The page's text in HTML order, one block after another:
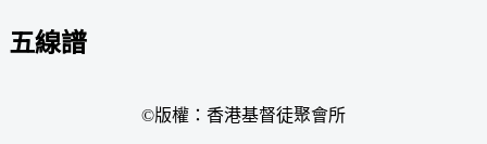
五線譜
©版權：香港基督徒聚會所